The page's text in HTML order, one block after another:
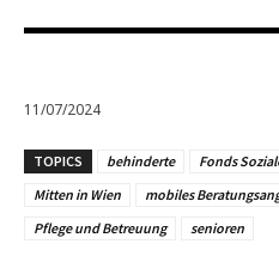
11/07/2024
TOPICS behinderte Fonds
Mitten in Wien
mobiles
Pflege und Betreuung
senioren